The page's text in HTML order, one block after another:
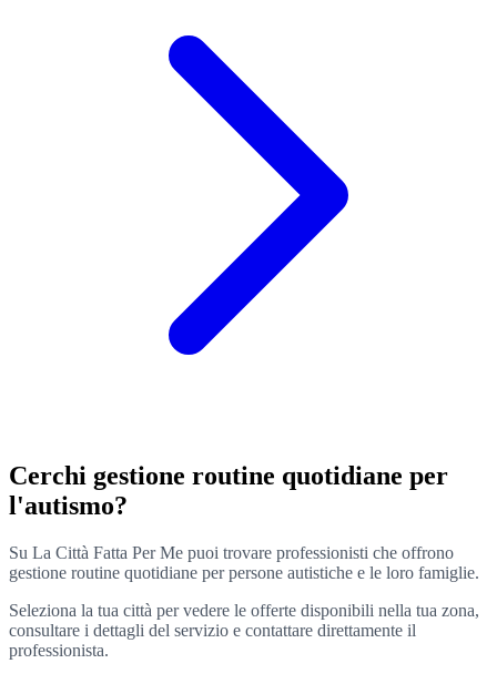
Cerchi gestione routine quotidiane per
l'autismo?
Su La Città Fatta Per Me puoi trovare professionisti che offrono
gestione routine quotidiane per persone autistiche e le loro famiglie.
Seleziona la tua città per vedere le offerte disponibili nella tua zona,
consultare i dettagli del servizio e contattare direttamente il
professionista.